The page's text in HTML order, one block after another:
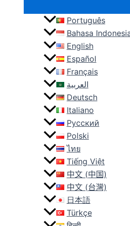
Português
Bahasa
English
Español
Français
العربية
Deutsch
Italiano
Русский
Polski
ไทย
Tiếng Việt
中文 (中国)
中文 (台灣)
日本語
Türkçe